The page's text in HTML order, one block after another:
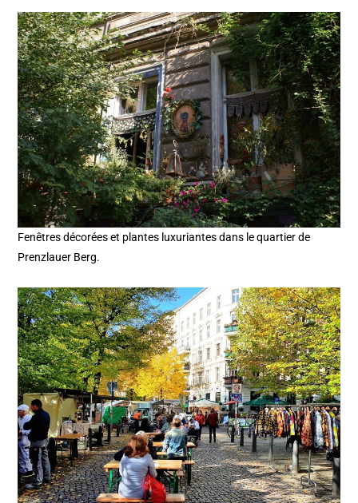
Fenêtres décorées et plantes luxuriantes dans le quartier de
Prenzlauer Berg.